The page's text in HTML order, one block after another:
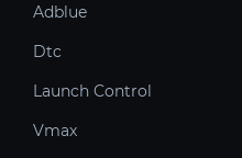
Adblue
Dtc
Launch Control
Vmax